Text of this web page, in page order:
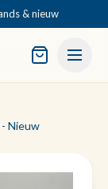
& nieuw
Nieuw